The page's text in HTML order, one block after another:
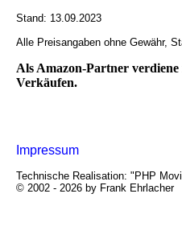
Stand: 13.09.2023
Alle Preisangaben ohne Gewähr,
Als Amazon-Partner
Verkäufen.
Impressum
Technische Realisation: "PHP
© 2002 - 2026 by Frank Ehrlacher